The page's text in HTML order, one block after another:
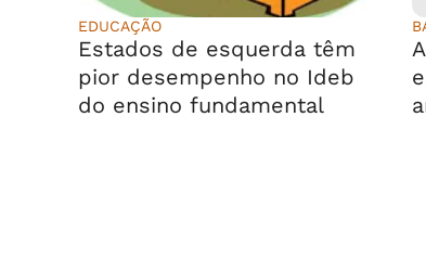
EDUCAÇÃO
Estados de esquerda têm
pior desempenho no Ideb
do ensino fundamental